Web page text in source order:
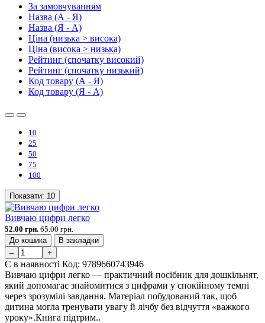
За замовчуванням
Назва (А - Я)
Назва (Я - А)
Ціна (низька > висока)
Ціна (висока > низька)
Рейтинг (спочатку високий)
Рейтинг (спочатку низький)
Код товару (А - Я)
Код товару (Я - А)
10
25
50
75
100
Показати: 10
Вивчаю цифри легко
52.00 грн. 65.00 грн.
До кошика
В закладки
–
+
Є в наявності Код: 9789660743946
Вивчаю цифри легко — практичний посібник для дошкільнят,
який допомагає знайомитися з цифрами у спокійному темпі
через зрозумілі завдання. Матеріал побудований так, щоб
дитина могла тренувати увагу й лічбу без відчуття «важкого
уроку».Книга підтрим..